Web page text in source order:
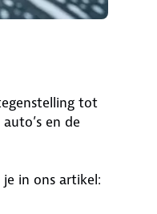
tot
en de
in ons artikel: